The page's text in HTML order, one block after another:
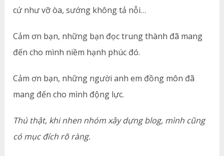
cứ như vỡ òa, sướng không tả nỗi…
Cảm ơn bạn, những bạn đọc trung thành đã mang
đến cho mình niềm hạnh phúc đó.
Cảm ơn bạn, những người anh em đồng môn đã
mang đến cho mình động lực.
Thú thật, khi nhen nhóm xây dựng blog, mình cũng
có mục đích rõ ràng.